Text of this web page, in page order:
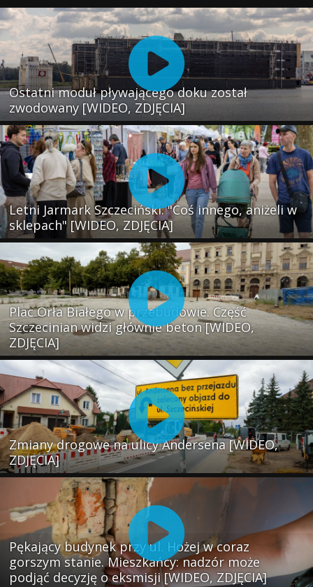
Ostatni moduł pływającego doku został
zwodowany [WIDEO, ZDJĘCIA]
Letni Jarmark Szczeciński. "Coś innego, aniżeli w
sklepach" [WIDEO, ZDJĘCIA]
Plac Orła Białego w przebudowie. Część
Szczecinian widzi głównie beton [WIDEO,
ZDJĘCIA]
Zmiany drogowe na ulicy Andersena [WIDEO,
ZDJĘCIA]
Pękający budynek przy ul. Hożej w coraz
gorszym stanie. Mieszkańcy: nadzór może
podjąć decyzję o eksmisji [WIDEO, ZDJĘCIA]